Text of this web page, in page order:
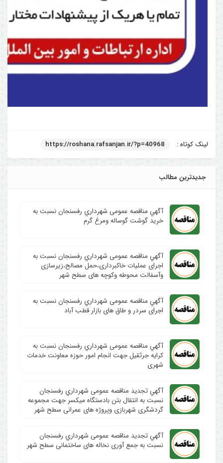
لینک کوتاه : https://roshana.rafsanjan.ir/?p=40968
جدیدترین مطالب
آگهي مناقصه عمومی شهرداري رفسنجان نسبت به
خرید گوشت گوساله ومرغ گرم
آگهي مناقصه عمومی شهرداري رفسنجان نسبت به
اجرای عملیات خاکبرداری،حمل مصالح،زیرسازی
وآسفالت محوطه وکوچه های سطح شهر
آگهي مناقصه عمومی شهرداري رفسنجان نسبت به
اجرای سردر و طاق های بازار قطب آباد
آگهي مناقصه عمومی شهرداري رفسنجان نسبت به
کرایه جرثقیل جهت انجام امور حوزه معاونت خدمات
شهری
آگهي تجدید مناقصه عمومی شهرداري رفسنجان
نسبت به انتقال بتن بادستگاه میکسر جهت مجموعه
گردشگری شهربازی وپروژه های عمرانی سطح شهر
آگهي تجدید مناقصه عمومی شهرداري رفسنجان
نسبت به جمع آوری نخاله های ساختمانی سطح شهر